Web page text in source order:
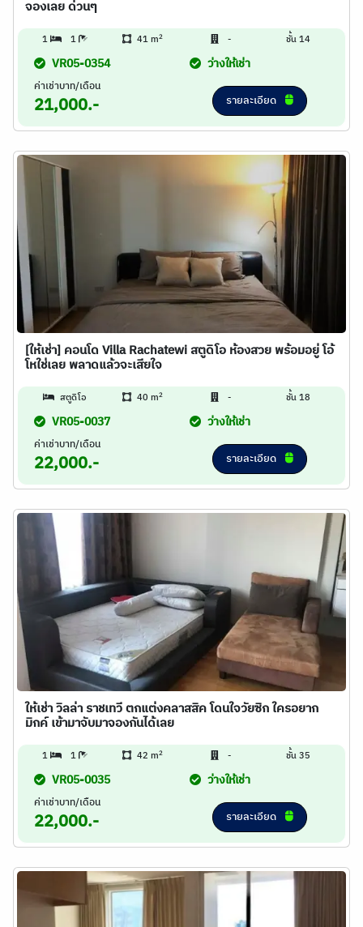
จองเลย ด่วนๆ
1 1 41 m2 - ชั้น 14
VR05-0354 ว่างให้เช่า
ค่าเช่าบาท/เดือน
21,000.- รายละเอียด
[ให้เช่า] คอนโด Villa Rachatewi สตูดิโอ ห้องสวย พร้อมอยู่ โอ้
โหใช่เลย พลาดแล้วจะเสียใจ
สตูดิโอ 40 m2 - ชั้น 18
VR05-0037 ว่างให้เช่า
ค่าเช่าบาท/เดือน
22,000.- รายละเอียด
ให้เช่า วิลล่า ราชเทวี ตกแต่งคลาสสิค โดนใจวัยซิก ใครอยาก
มิกค์ เข้ามาจับมาจองกันได้เลย
1 1 42 m2 - ชั้น 35
VR05-0035 ว่างให้เช่า
ค่าเช่าบาท/เดือน
22,000.- รายละเอียด